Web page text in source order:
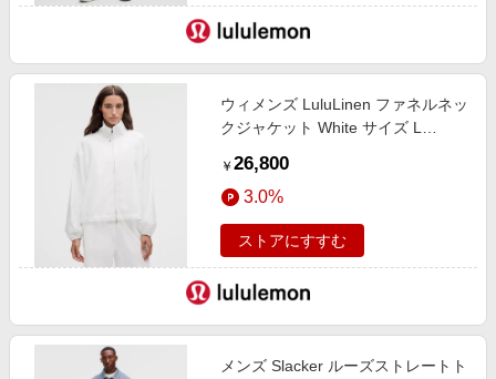
ウィメンズ LuluLinen ファネルネッ
クジャケット White サイズ L
￥ 26,800
3.0%
ストアにすすむ
メンズ Slacker ルーズストレートト